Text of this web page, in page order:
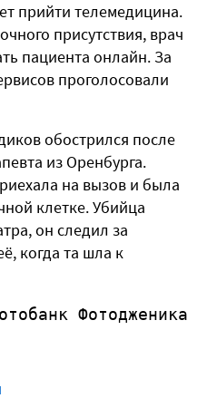
прийти телемедицина.
присутствия, врач
пациента онлайн. За
проголосовали
обострился после
из Оренбурга.
на вызов и была
клетке. Убийца
он следил за
когда та шла к
Фотодженика